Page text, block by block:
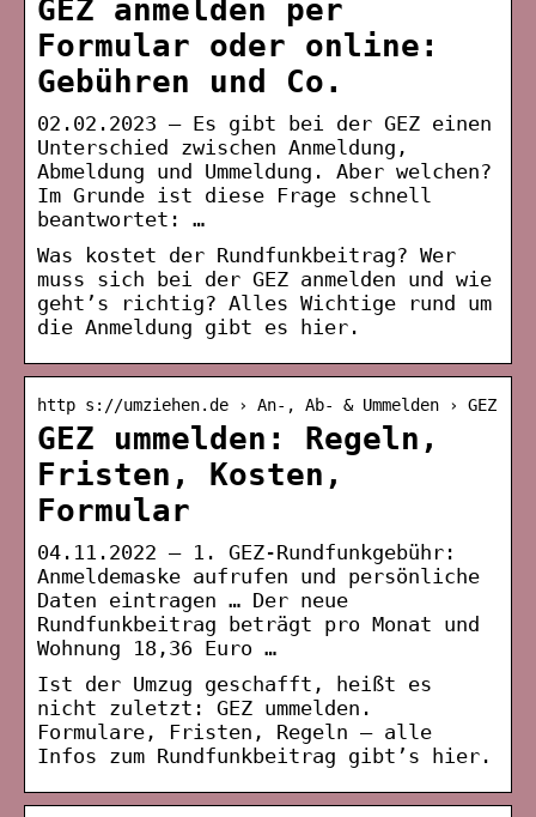
GEZ anmelden per
Formular oder online:
Gebühren und Co.
02.02.2023 — Es gibt bei der GEZ einen
Unterschied zwischen Anmeldung,
Abmeldung und Ummeldung. Aber welchen?
Im Grunde ist diese Frage schnell
beantwortet: …
Was kostet der Rundfunkbeitrag? Wer
muss sich bei der GEZ anmelden und wie
geht’s richtig? Alles Wichtige rund um
die Anmeldung gibt es hier.
http s://umziehen.de › An-, Ab- & Ummelden › GEZ
GEZ ummelden: Regeln,
Fristen, Kosten,
Formular
04.11.2022 — 1. GEZ-Rundfunkgebühr:
Anmeldemaske aufrufen und persönliche
Daten eintragen … Der neue
Rundfunkbeitrag beträgt pro Monat und
Wohnung 18,36 Euro …
Ist der Umzug geschafft, heißt es
nicht zuletzt: GEZ ummelden.
Formulare, Fristen, Regeln – alle
Infos zum Rundfunkbeitrag gibt’s hier.